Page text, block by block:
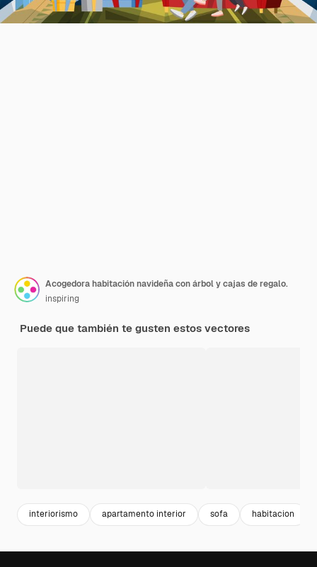
Acogedora habitación navideña con árbol y cajas de regalo.
inspiring
Puede que también te gusten estos vectores
interiorismo apartamento interior sofa habitacion